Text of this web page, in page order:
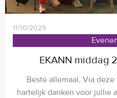
11/10/2025
EKANN middag
Beste allemaal, Via
hartelijk danken voor jullie